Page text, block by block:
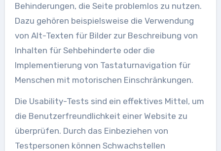
Behinderungen, die Seite problemlos zu nutzen.
Dazu gehören beispielsweise die Verwendung
von Alt-Texten für Bilder zur Beschreibung von
Inhalten für Sehbehinderte oder die
Implementierung von Tastaturnavigation für
Menschen mit motorischen Einschränkungen.
Die Usability-Tests sind ein effektives Mittel, um
die Benutzerfreundlichkeit einer Website zu
überprüfen. Durch das Einbeziehen von
Testpersonen können Schwachstellen